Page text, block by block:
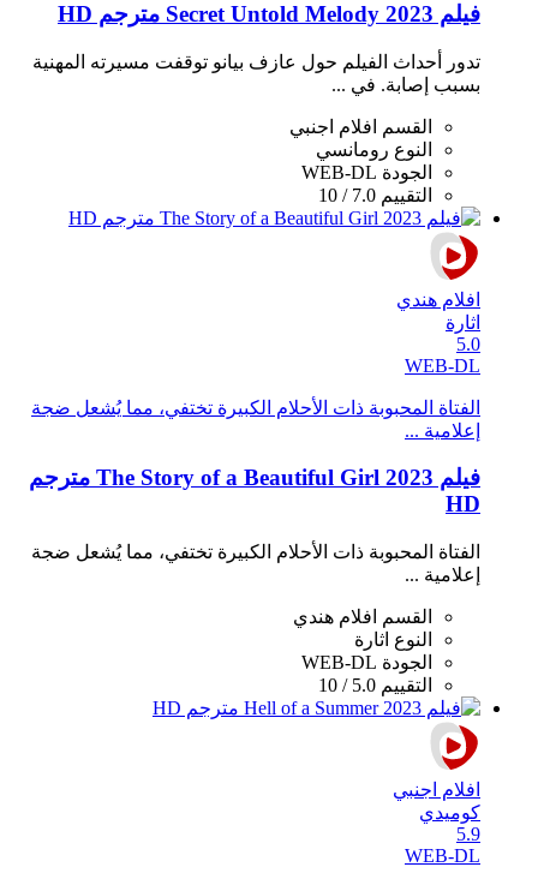
فيلم Secret Untold Melody 2023 مترجم HD
تدور أحداث الفيلم حول عازف بيانو توقفت مسيرته المهنية
بسبب إصابة. في ...
القسم
افلام اجنبي
النوع رومانسي
الجودة WEB-DL
التقييم 7.0 / 10
افلام هندي
اثارة
5.0
WEB-DL
الفتاة المحبوبة ذات الأحلام الكبيرة تختفي، مما يُشعل ضجة
إعلامية ...
فيلم The Story of a Beautiful Girl 2023 مترجم
HD
الفتاة المحبوبة ذات الأحلام الكبيرة تختفي، مما يُشعل ضجة
إعلامية ...
القسم
افلام هندي
النوع اثارة
الجودة WEB-DL
التقييم 5.0 / 10
افلام اجنبي
كوميدي
5.9
WEB-DL